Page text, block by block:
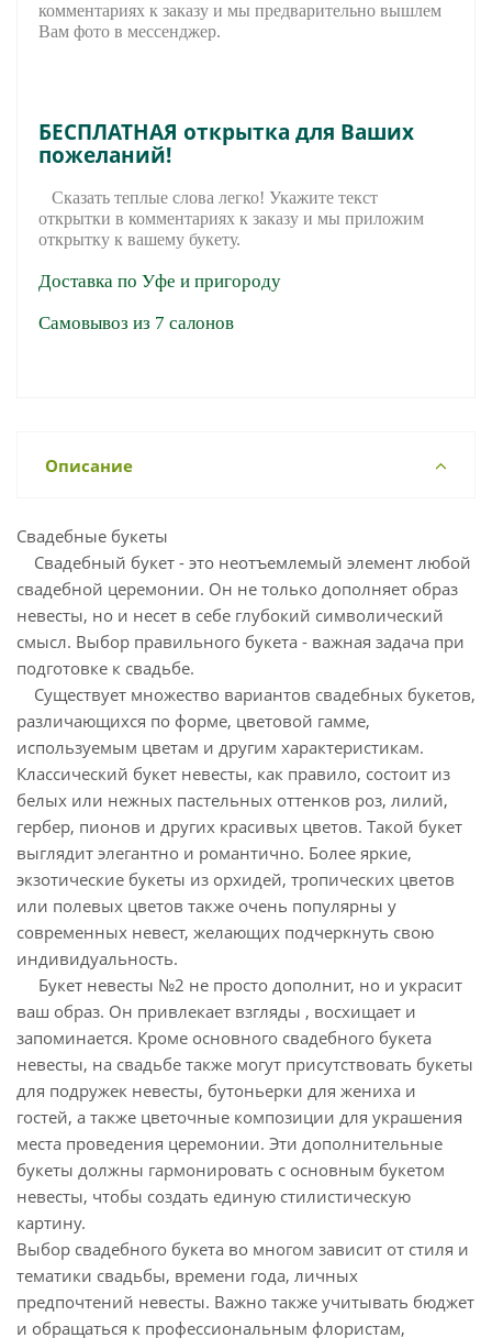
комментариях к заказу и мы предварительно вышлем
Вам фото в мессенджер.
БЕСПЛАТНАЯ открытка для Ваших
пожеланий!
Сказать теплые слова легко! Укажите текст
открытки в комментариях к заказу и мы приложим
открытку к вашему букету.
Доставка по Уфе и пригороду
Самовывоз из 7 салонов
Описание
Свадебные букеты
Свадебный букет - это неотъемлемый элемент любой
свадебной церемонии. Он не только дополняет образ
невесты, но и несет в себе глубокий символический
смысл. Выбор правильного букета - важная задача при
подготовке к свадьбе.
Существует множество вариантов свадебных букетов,
различающихся по форме, цветовой гамме,
используемым цветам и другим характеристикам.
Классический букет невесты, как правило, состоит из
белых или нежных пастельных оттенков роз, лилий,
гербер, пионов и других красивых цветов. Такой букет
выглядит элегантно и романтично. Более яркие,
экзотические букеты из орхидей, тропических цветов
или полевых цветов также очень популярны у
современных невест, желающих подчеркнуть свою
индивидуальность.
Букет невесты №2 не просто дополнит, но и украсит
ваш образ. Он привлекает взгляды , восхищает и
запоминается. Кроме основного свадебного букета
невесты, на свадьбе также могут присутствовать букеты
для подружек невесты, бутоньерки для жениха и
гостей, а также цветочные композиции для украшения
места проведения церемонии. Эти дополнительные
букеты должны гармонировать с основным букетом
невесты, чтобы создать единую стилистическую
картину.
Выбор свадебного букета во многом зависит от стиля и
тематики свадьбы, времени года, личных
предпочтений невесты. Важно также учитывать бюджет
и обращаться к профессиональным флористам,